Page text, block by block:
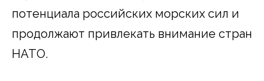
потенциала российских морских сил и
продолжают привлекать внимание стран
НАТО.